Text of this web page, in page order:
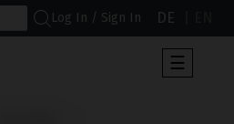
Log In / Sign In DE
der
☰